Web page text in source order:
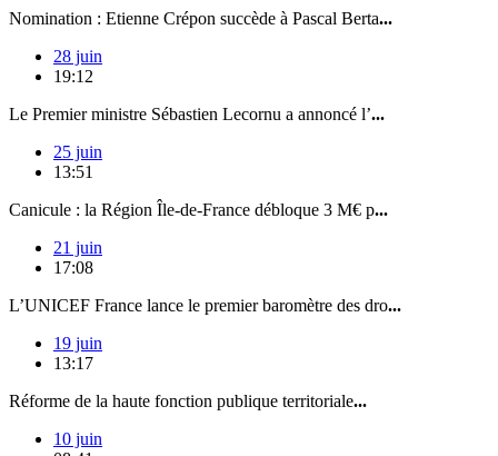
Nomination : Etienne Crépon succède à Pascal Berta...
28 juin
19:12
Le Premier ministre Sébastien Lecornu a annoncé l’...
25 juin
13:51
Canicule : la Région Île-de-France débloque 3 M€ p...
21 juin
17:08
L’UNICEF France lance le premier baromètre des dro...
19 juin
13:17
Réforme de la haute fonction publique territoriale...
10 juin